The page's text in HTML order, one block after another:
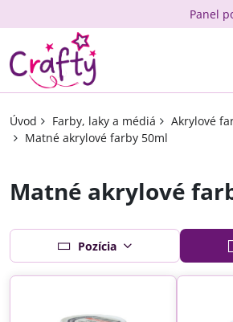
Panel
Úvod Farby, laky a médiá Akrylové
Matné akrylové farby 50ml
Matné akrylové
Pozícia